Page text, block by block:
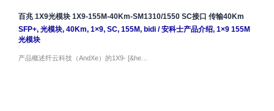
百兆 1X9光模块 1X9-155M-40Km-SM1310/1550 SC接口 传输40Km
SFP+, 光模块, 40Km, 1×9, SC, 155M, bidi/安科士产品介绍, 1×9 155M
光模块
产品概述纤云科技（AndXe）的1X9- [&he…